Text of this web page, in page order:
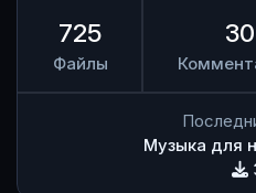
725
Файлы
30
Музыка для